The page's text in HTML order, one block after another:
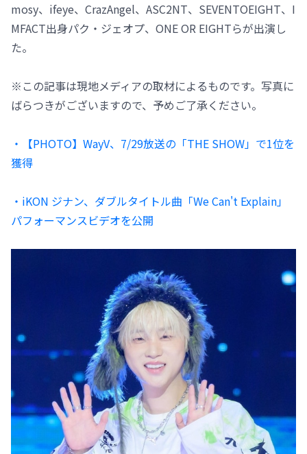
mosy、ifeye、CrazAngel、ASC2NT、SEVENTOEIGHT、I
MFACT出身パク・ジェオプ、ONE OR EIGHTらが出演し
た。
※この記事は現地メディアの取材によるものです。写真に
ばらつきがございますので、予めご了承ください。
・【PHOTO】WayV、7/29放送の「THE SHOW」で1位を
獲得
・iKON ジナン、ダブルタイトル曲「We Can't Explain」
パフォーマンスビデオを公開